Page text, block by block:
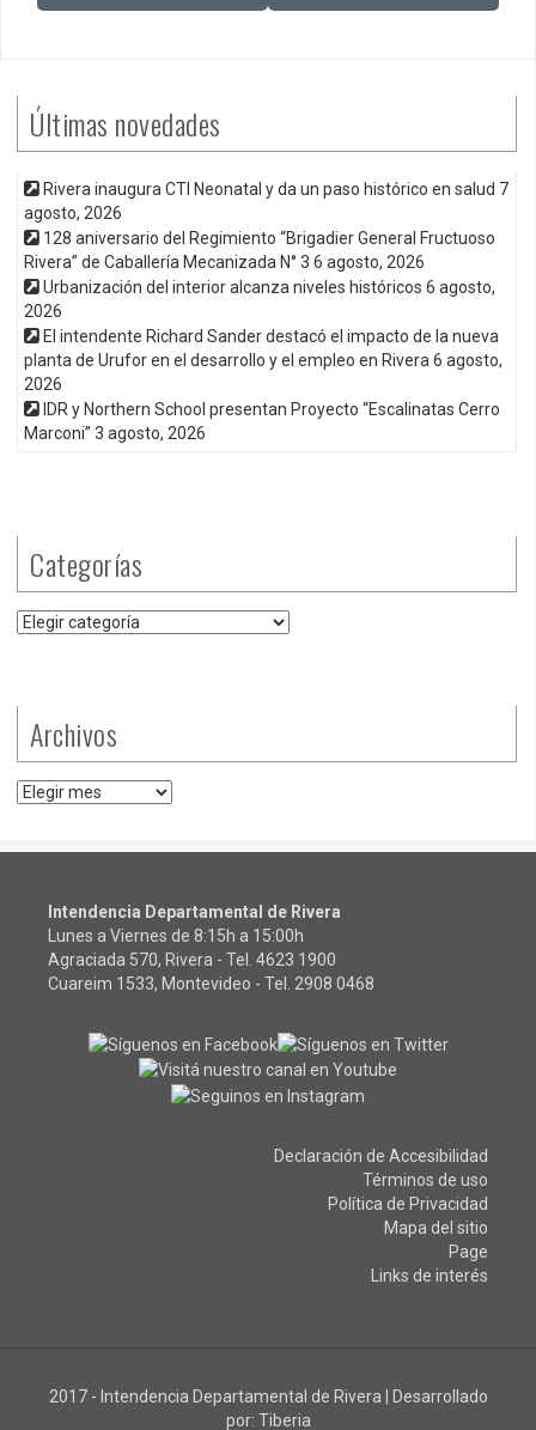
Últimas novedades
Rivera inaugura CTI Neonatal y da un paso histórico en salud 7
agosto, 2026
128 aniversario del Regimiento “Brigadier General Fructuoso
Rivera” de Caballería Mecanizada N° 3 6 agosto, 2026
Urbanización del interior alcanza niveles históricos 6 agosto,
2026
El intendente Richard Sander destacó el impacto de la nueva
planta de Urufor en el desarrollo y el empleo en Rivera 6 agosto,
2026
IDR y Northern School presentan Proyecto “Escalinatas Cerro
Marconi” 3 agosto, 2026
Categorías
Categorías
Archivos
Archivos
Intendencia Departamental de Rivera
Lunes a Viernes de 8:15h a 15:00h
Agraciada 570, Rivera - Tel. 4623 1900
Cuareim 1533, Montevideo - Tel. 2908 0468
Declaración de Accesibilidad
Términos de uso
Política de Privacidad
Mapa del sitio
Page
Links de interés
2017 - Intendencia Departamental de Rivera
Desarrollado
por: Tiberia